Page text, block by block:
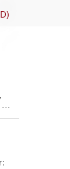
Stereotypní představy majority o cizincích a etnických menšinách. Případová studie na příkladu Znojemska. – Mgr. et Mgr. Michaela Jílková